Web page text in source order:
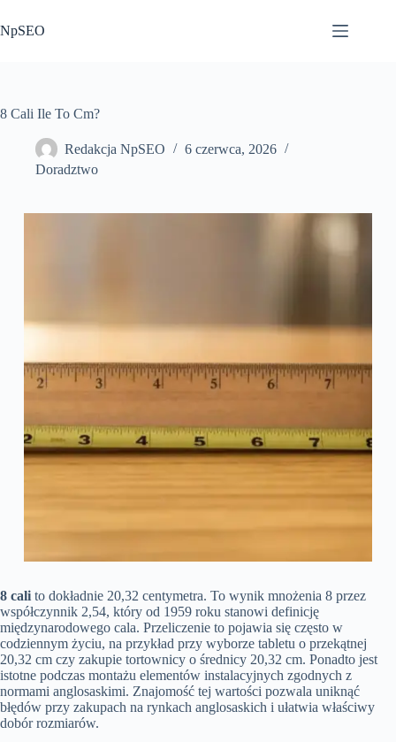
do
treści
NpSEO
8 Cali Ile To Cm?
Redakcja NpSEO
6 czerwca, 2026
Doradztwo
8 cali to dokładnie 20,32 centymetra. To wynik mnożenia 8 przez
współczynnik 2,54, który od 1959 roku stanowi definicję
międzynarodowego cala. Przeliczenie to pojawia się często w
codziennym życiu, na przykład przy wyborze tabletu o przekątnej
20,32 cm czy zakupie tortownicy o średnicy 20,32 cm. Ponadto jest
istotne podczas montażu elementów instalacyjnych zgodnych z
normami anglosaskimi. Znajomość tej wartości pozwala uniknąć
błędów przy zakupach na rynkach anglosaskich i ułatwia właściwy
dobór rozmiarów.